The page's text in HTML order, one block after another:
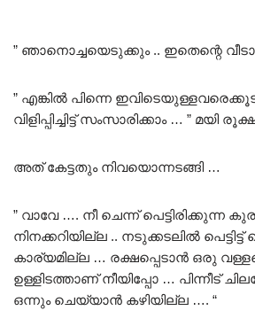
” ഞാനൊച്ചയെടുക്കും .. ഇതെന്റെ വീടാ
” എങ്കിൽ പിന്നെ
വിളിപ്പിച്ചിട്ട് സംസാരിക്കാം … ” മയി
അത് കേട്ടതും നിവയൊന്നടങ്ങി …
” വാവേ …. നീ ചെന്ന് പെട്ടിരിക്കുന്ന
നിനക്കറിയില്ല .. നടുക്കടലിൽ പെട്ടിട്ട്
കാര്യമില്ല … രക്ഷപ്പെടാൻ ഒരു
ഉള്ളിടത്താണ് നീയിപ്പോ … പിന്നീട്
ഒന്നും ചെയ്യാൻ കഴിയില്ല …. “